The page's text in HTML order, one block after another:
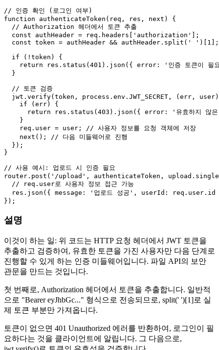
// 인증 확인 (로그인 여부)
function
authenticateToken ( req, res, next ) {
// Authorization 헤더에서 토큰 추출
const authHeader = req. headers 'authorization'
];
const token = authHeader && authHeader. split ( ' ' )[ 1
if (!token) {
return res. status ( 401 ). json ({ error :
'인증 토큰이 필
  }
// 토큰 검증
  jwt.
verify(token, process. env . JWT_SECRET , ( err, user
if (err) {
return res. status ( 403 ). json ({ error :
'유효하지 않
    }
    req.
user = user; // 사용자 정보를 요청 객체에 저장
next (); // 다음 미들웨어로 진행
  });
}
// 사용 예시: 업로드 시 인증 필요
router. post ( '/upload' , authenticateToken, upload. single
// req.user로 사용자 정보 접근 가능
  res.
json ({ message : '업로드 성공' , userId : req. user . id
설명
이것이 하는 일: 위 코드는 HTTP 요청 헤더에서 JWT 토큰을
추출하고 검증하여, 유효한 토큰을 가진 사용자만 다음 단계로
진행할 수 있게 하는 인증 미들웨어입니다. 파일 API의 보안
관문을 만드는 것입니다.
첫 번째로, Authorization 헤더에서 토큰을 추출합니다. 일반적
으로 "Bearer eyJhbGc..." 형식으로 전송되므로, split(' ')[1]로 실
제 토큰 부분만 가져옵니다.
토큰이 없으면 401 Unauthorized 에러를 반환하여, 로그인이 필
요하다는 것을 클라이언트에 알립니다. 그 다음으로,